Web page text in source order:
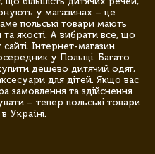
у магазинах – це
польські товари мають
та якості. А вибрати все, що
Інтернет-магазин
у Польщі. Багато
дешево дитячий одяг,
для дітей. Якщо вас
замовлення та здійснення
– тепер польські товари
Україні.